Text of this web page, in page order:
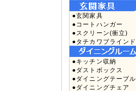
●玄関家具
●コートハンガー
●スクリーン(衝立)
●タチカワブラインド
●キッチン収納
●ダストボックス
●ダイニングテーブル
●ダイニングチェア